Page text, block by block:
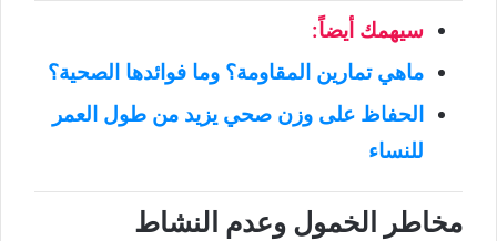
سيهمك أيضاً:
ماهي تمارين المقاومة؟ وما فوائدها الصحية؟
الحفاظ على وزن صحي يزيد من طول العمر
للنساء
مخاطر الخمول وعدم النشاط